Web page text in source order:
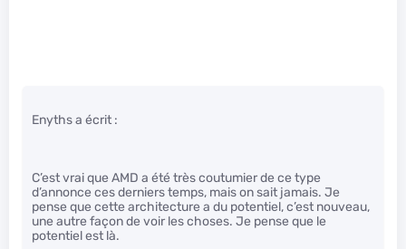
Enyths a écrit :
C’est vrai que AMD a été très coutumier de ce type
d’annonce ces derniers temps, mais on sait jamais. Je
pense que cette architecture a du potentiel, c’est nouveau,
une autre façon de voir les choses. Je pense que le
potentiel est là.